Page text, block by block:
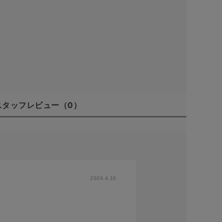
タッフレビュー （0）
2026.4.10